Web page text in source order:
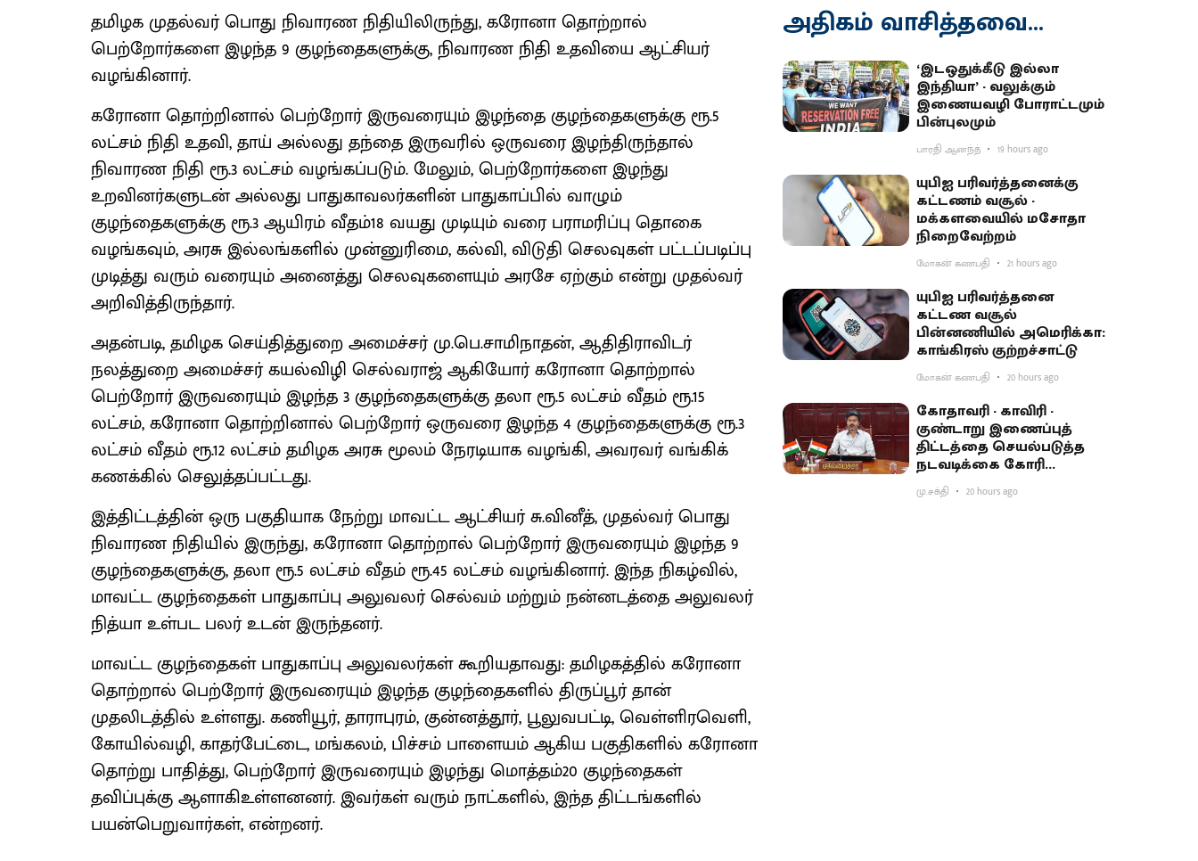
தமிழக முதல்வர் பொது நிவாரண நிதியிலிருந்து, கரோனா தொற்றால்
பெற்றோர்களை இழந்த 9 குழந்தைகளுக்கு, நிவாரண நிதி உதவியை ஆட்சியர்
வழங்கினார்.
கரோனா தொற்றினால் பெற்றோர் இருவரையும் இழந்தை குழந்தைகளுக்கு ரூ.5
லட்சம் நிதி உதவி, தாய் அல்லது தந்தை இருவரில் ஒருவரை இழந்திருந்தால்
நிவாரண நிதி ரூ.3 லட்சம் வழங்கப்படும். மேலும், பெற்றோர்களை இழந்து
உறவினர்களுடன் அல்லது பாதுகாவலர்களின் பாதுகாப்பில் வாழும்
குழந்தைகளுக்கு ரூ.3 ஆயிரம் வீதம்18 வயது முடியும் வரை பராமரிப்பு தொகை
வழங்கவும், அரசு இல்லங்களில் முன்னுரிமை, கல்வி, விடுதி செலவுகள் பட்டப்படிப்பு
முடித்து வரும் வரையும் அனைத்து செலவுகளையும் அரசே ஏற்கும் என்று முதல்வர்
அறிவித்திருந்தார்.
அதன்படி, தமிழக செய்தித்துறை அமைச்சர் மு.பெ.சாமிநாதன், ஆதிதிராவிடர்
நலத்துறை அமைச்சர் கயல்விழி செல்வராஜ் ஆகியோர் கரோனா தொற்றால்
பெற்றோர் இருவரையும் இழந்த 3 குழந்தைகளுக்கு தலா ரூ.5 லட்சம் வீதம் ரூ.15
லட்சம், கரோனா தொற்றினால் பெற்றோர் ஒருவரை இழந்த 4 குழந்தைகளுக்கு ரூ.3
லட்சம் வீதம் ரூ.12 லட்சம் தமிழக அரசு மூலம் நேரடியாக வழங்கி, அவரவர் வங்கிக்
கணக்கில் செலுத்தப்பட்டது.
இத்திட்டத்தின் ஒரு பகுதியாக நேற்று மாவட்ட ஆட்சியர் சு.வினீத், முதல்வர் பொது
நிவாரண நிதியில் இருந்து, கரோனா தொற்றால் பெற்றோர் இருவரையும் இழந்த 9
குழந்தைகளுக்கு, தலா ரூ.5 லட்சம் வீதம் ரூ.45 லட்சம் வழங்கினார். இந்த நிகழ்வில்,
மாவட்ட குழந்தைகள் பாதுகாப்பு அலுவலர் செல்வம் மற்றும் நன்னடத்தை அலுவலர்
நித்யா உள்பட பலர் உடன் இருந்தனர்.
மாவட்ட குழந்தைகள் பாதுகாப்பு அலுவலர்கள் கூறியதாவது: தமிழகத்தில் கரோனா
தொற்றால் பெற்றோர் இருவரையும் இழந்த குழந்தைகளில் திருப்பூர் தான்
முதலிடத்தில் உள்ளது. கணியூர், தாராபுரம், குன்னத்தூர், பூலுவபட்டி, வெள்ளிரவெளி,
கோயில்வழி, காதர்பேட்டை, மங்கலம், பிச்சம் பாளையம் ஆகிய பகுதிகளில் கரோனா
தொற்று பாதித்து, பெற்றோர் இருவரையும் இழந்து மொத்தம்20 குழந்தைகள்
தவிப்புக்கு ஆளாகிஉள்ளனனர். இவர்கள் வரும் நாட்களில், இந்த திட்டங்களில்
பயன்பெறுவார்கள், என்றனர்.
அதிகம் வாசித்தவை...
‘இடஒதுக்கீடு இல்லா
இந்தியா’ - வலுக்கும்
இணையவழி போராட்டமும்
பின்புலமும்
பாரதி ஆனந்த் 19 hours ago
யுபிஐ பரிவர்த்தனைக்கு
கட்டணம் வசூல் -
மக்களவையில் மசோதா
நிறைவேற்றம்
மோகன் கணபதி 21 hours ago
யுபிஐ பரிவர்த்தனை
கட்டண வசூல்
பின்னணியில் அமெரிக்கா:
காங்கிரஸ் குற்றச்சாட்டு
மோகன் கணபதி 20 hours ago
கோதாவரி - காவிரி -
குண்டாறு இணைப்புத்
திட்டத்தை செயல்படுத்த
நடவடிக்கை கோரி
பிரதமருக்கு முதல்வர்
விஜய் கடிதம்
மு.சக்தி 20 hours ago